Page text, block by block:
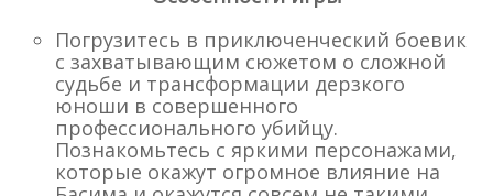
Погрузитесь в приключенческий боевик
с захватывающим сюжетом о сложной
судьбе и трансформации дерзкого
юноши в совершенного
профессионального убийцу.
Познакомьтесь с яркими персонажами,
которые окажут огромное влияние на